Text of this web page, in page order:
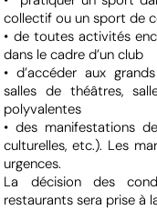
collectif ou un sport de
• de toutes activités
dans le cadre d’un club
• d’accéder aux
salles de théâtres,
polyvalentes
• des manifestations
culturelles, etc.). Les
urgences.
La décision des
restaurants sera prise à